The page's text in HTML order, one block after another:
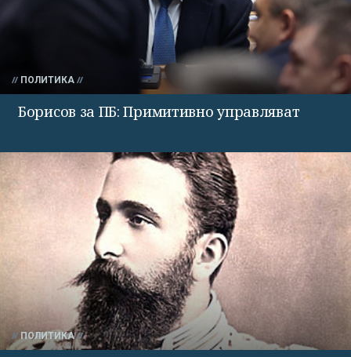
ПОЛИТИКА
Борисов за ПБ: Примитивно управляват
ПОЛИТИКА